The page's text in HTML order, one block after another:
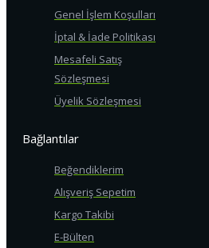
Genel İşlem Koşulları
İptal & İade Politikası
Mesafeli Satış
Sözleşmesi
Üyelik Sözleşmesi
Bağlantılar
Beğendiklerim
Alışveriş Sepetim
Kargo Takibi
E-Bülten